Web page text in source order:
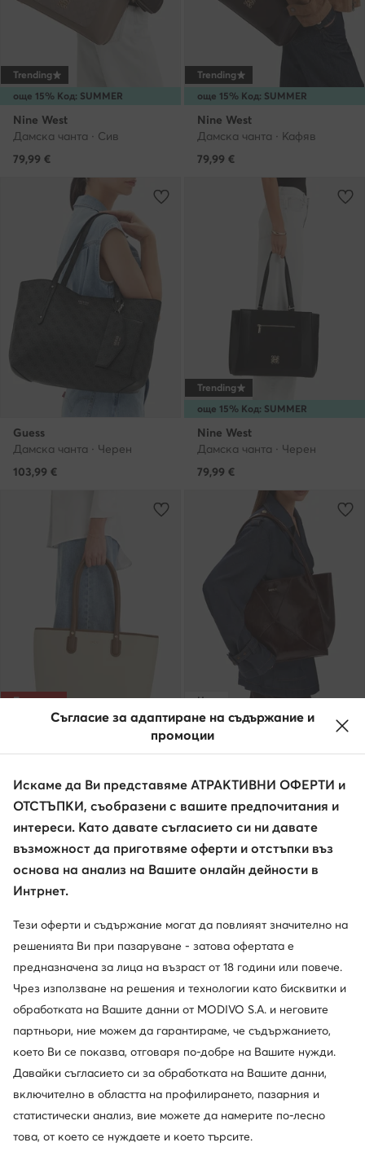
още 15% Код: SUMMER
Trending
Nine West
Дамска чанта · Сив
79,99 €
още 15% Код: SUMMER
Trending
Nine West
Дамска чанта · Кафяв
79,99 €
Guess
Дамска чанта · Черен
103,99 €
още 15% Код: SUMMER
Trending
Nine West
Дамска чанта · Черен
79,99 €
още 15% Код: SUMMER
Промоция
Актуална цена
37,99€
Редовна цена 71,58 €
-46%
Най-ниска цена 41,99 €-9%
още 15% Код: SUMMER
Нови
MEXX
57,99€
Дамска чанта · Черен
Съгласие за адаптиране на съдържание и
промоции
Искаме да Ви представяме АТРАКТИВНИ ОФЕРТИ и
ОТСТЪПКИ, съобразени с вашите предпочитания и
интереси. Като давате съгласието си ни давате
възможност да приготвяме оферти и отстъпки въз
основа на анализ на Вашите онлайн дейности в
Интрнет.
Тези оферти и съдържание могат да повлияят значително на
решенията Ви при пазаруване - затова офертата е
предназначена за лица на възраст от 18 години или повече.
Чрез използване на решения и технологии като бисквитки и
обработката на Вашите данни от MODIVO S.A. и неговите
партньори, ние можем да гарантираме, че съдържанието,
което Ви се показва, отговаря по-добре на Вашите нужди.
Давайки съгласието си за обработката на Вашите данни,
включително в областта на профилирането, пазарния и
статистически анализ, вие можете да намерите по-лесно
това, от което се нуждаете и което търсите.